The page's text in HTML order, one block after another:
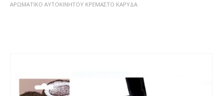
ΑΡΩΜΑΤΙΚΟ ΑΥΤΟΚΙΝΗΤΟΥ ΚΡΕΜΑΣΤΟ ΚΑΡΥΔΑ